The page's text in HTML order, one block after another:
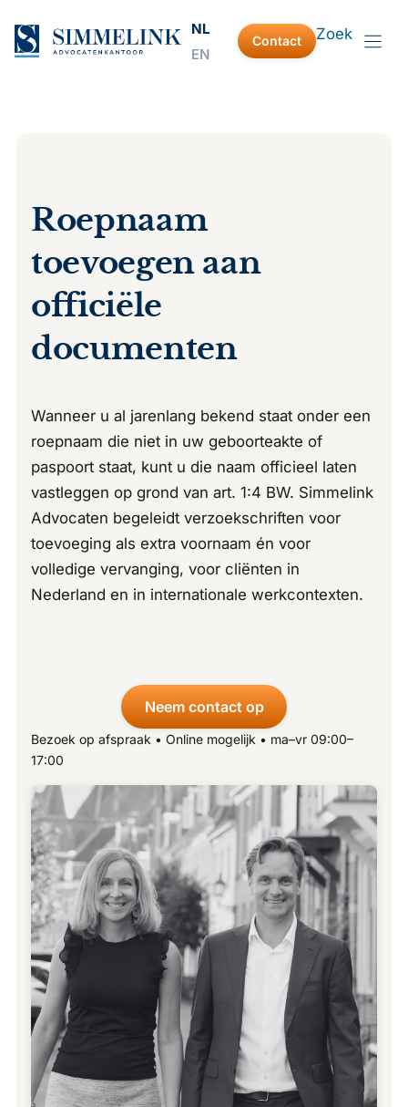
naar
de
Zoek
Contact
NL
EN
Roepnaam
toevoegen aan
officiële
documenten
Wanneer u al jarenlang bekend staat onder een
roepnaam die niet in uw geboorteakte of
paspoort staat, kunt u die naam officieel laten
vastleggen op grond van art. 1:4 BW. Simmelink
Advocaten begeleidt verzoekschriften voor
toevoeging als extra voornaam én voor
volledige vervanging, voor cliënten in
Nederland en in internationale werkcontexten.
Neem contact op
Bezoek op afspraak • Online mogelijk • ma–vr 09:00–
17:00